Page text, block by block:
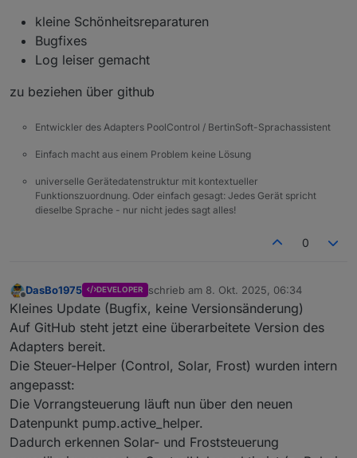
kleine Schönheitsreparaturen
Bugfixes
Log leiser gemacht
zu beziehen über github
Entwickler des Adapters PoolControl / BertinSoft-Sprachassistent
Einfach macht aus einem Problem keine Lösung
universelle Gerätedatenstruktur mit kontextueller
Funktionszuordnung. Oder einfach gesagt: Jedes Gerät spricht
dieselbe Sprache - nur nicht jedes sagt alles!
0
Offline
DasBo1975 DEVELOPER schrieb am 8. Okt. 2025, 06:34
zuletzt editiert von
Kleines Update (Bugfix, keine Versionsänderung)
Auf GitHub steht jetzt eine überarbeitete Version des
Adapters bereit.
Die Steuer-Helper (Control, Solar, Frost) wurden intern
angepasst:
Die Vorrangsteuerung läuft nun über den neuen
Datenpunkt pump.active_helper.
Dadurch erkennen Solar- und Froststeuerung